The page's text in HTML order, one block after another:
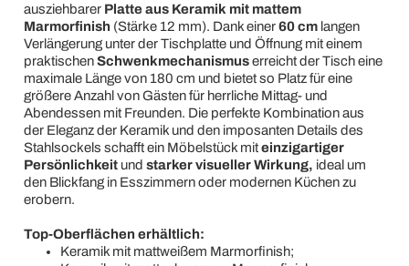
ausziehbarer Platte aus Keramik mit mattem
Marmorfinish (Stärke 12 mm). Dank einer60 cmlangen
Verlängerung unter der Tischplatte und Öffnung mit einem
praktischenSchwenkmechanismuserreicht der Tisch eine
maximale Länge von 180 cm und bietet so Platz für eine
größere Anzahl von Gästen für herrliche Mittag- und
Abendessen mit Freunden. Die perfekte Kombination aus
der Eleganz der Keramik und den imposanten Details des
Stahlsockels schafft ein Möbelstück miteinzigartiger
Persönlichkeitund starker visueller Wirkung, ideal um
den Blickfang in Esszimmern oder modernen Küchen zu
erobern.
Top-Oberflächen erhältlich:
Keramik mit mattweißem Marmorfinish;